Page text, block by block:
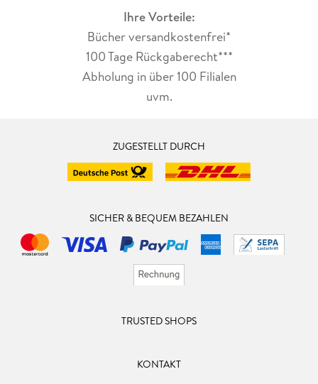
Ihre Vorteile:
Bücher versandkostenfrei*
100 Tage Rückgaberecht***
Abholung in über 100 Filialen
uvm.
ZUGESTELLT DURCH
SICHER & BEQUEM BEZAHLEN
TRUSTED SHOPS
KONTAKT